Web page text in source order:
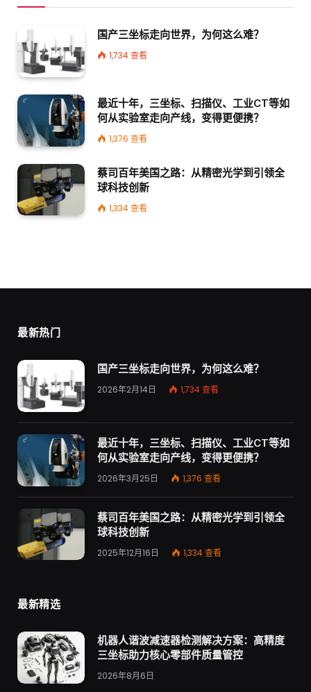
国产三坐标走向世界，为何这么难？
1,734查看
最近十年，三坐标、扫描仪、工业CT等如
何从实验室走向产线，变得更便携？
1,376 查看
蔡司百年美国之路：从精密光学到引领全
球科技创新
1,334查看
最新热门
国产三坐标走向世界，为何这么难？
2026年2月14日 1,734查看
最近十年，三坐标、扫描仪、工业CT等如
何从实验室走向产线，变得更便携？
2026年3月25日 1,376 查看
蔡司百年美国之路：从精密光学到引领全
球科技创新
2025年12月16日 1,334查看
最新精选
机器人谐波减速器检测解决方案：高精度
三坐标助力核心零部件质量管控
2026年8月6日